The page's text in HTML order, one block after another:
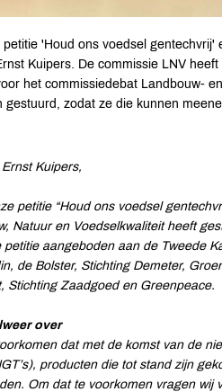
'Houd ons voedsel gentechvrij'
Kuipers. De commissie LNV
het commissiedebat Landbouw-
zodat ze die kunnen
Kuipers,
petitie “Houd ons voedsel
Natuur en Voedselkwaliteit heeft
aangeboden aan de Tweede
de Bolster, Stichting Demeter,
Stichting Zaadgoed en Greenpeace.
over
dat met de komst van de
producten die tot stand zijn
Om dat te voorkomen vragen wij